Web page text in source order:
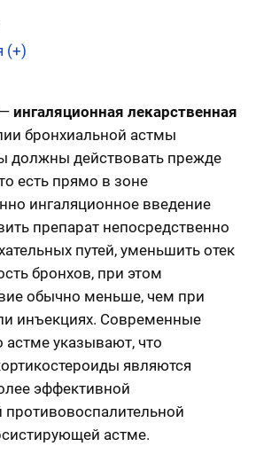
(+)
ингаляционная лекарственная
бронхиальной астмы
должны действовать прежде
есть прямо в зоне
ингаляционное введение
препарат непосредственно
путей, уменьшить отек
бронхов, при этом
обычно меньше, чем при
инъекциях. Современные
указывают, что
являются
эффективной
астме.